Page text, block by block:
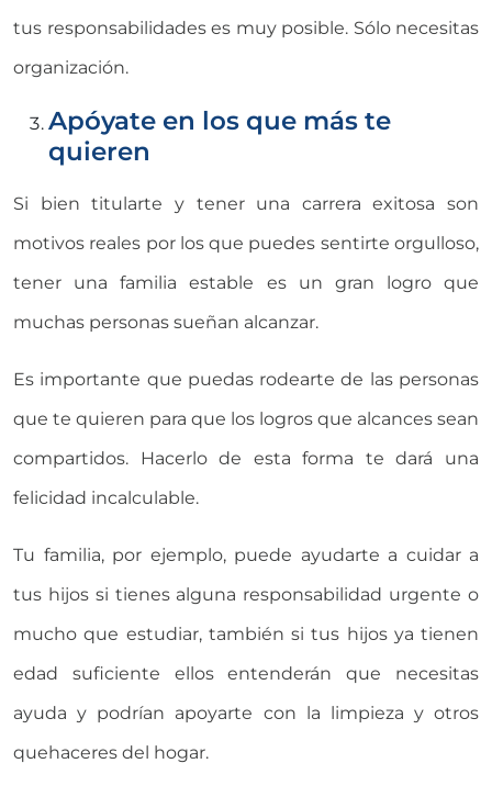
tus responsabilidades es muy posible. Sólo necesitas
organización.
Apóyate en los que más te
quieren
Si bien titularte y tener una carrera exitosa son
motivos reales por los que puedes sentirte orgulloso,
tener una familia estable es un gran logro que
muchas personas sueñan alcanzar.
Es importante que puedas rodearte de las personas
que te quieren para que los logros que alcances sean
compartidos. Hacerlo de esta forma te dará una
felicidad incalculable.
Tu familia, por ejemplo, puede ayudarte a cuidar a
tus hijos si tienes alguna responsabilidad urgente o
mucho que estudiar, también si tus hijos ya tienen
edad suficiente ellos entenderán que necesitas
ayuda y podrían apoyarte con la limpieza y otros
quehaceres del hogar.